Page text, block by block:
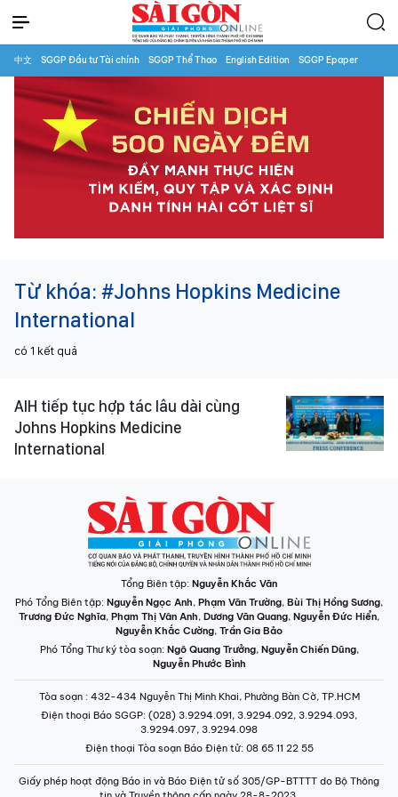
中文 SGGP Đầu tư Tài chính SGGP Thể Thao English Edition SGGP Epaper
Từ khóa: #Johns Hopkins Medicine
International
có 1 kết quả
AIH tiếp tục hợp tác lâu dài cùng
Johns Hopkins Medicine
International
Tổng Biên tập: Nguyễn Khắc Văn
Phó Tổng Biên tập: Nguyễn Ngọc Anh, Phạm Văn Trường, Bùi Thị Hồng Sương,
Trương Đức Nghĩa, Phạm Thị Vân Anh, Dương Văn Quang, Nguyễn Đức Hiển,
Nguyễn Khắc Cường, Trần Gia Bảo
Phó Tổng Thư ký tòa soạn: Ngô Quang Trưởng, Nguyễn Chiến Dũng,
Nguyễn Phước Bình
Tòa soạn : 432-434 Nguyễn Thị Minh Khai, Phường Bàn Cờ, TP.HCM
Điện thoại Báo SGGP: (028) 3.9294.091, 3.9294.092, 3.9294.093,
3.9294.097, 3.9294.098
Điện thoại Tòa soạn Báo Điện tử: 08 65 11 22 55
Giấy phép hoạt động Báo in và Báo Điện tử số 305/GP-BTTTT do Bộ Thông